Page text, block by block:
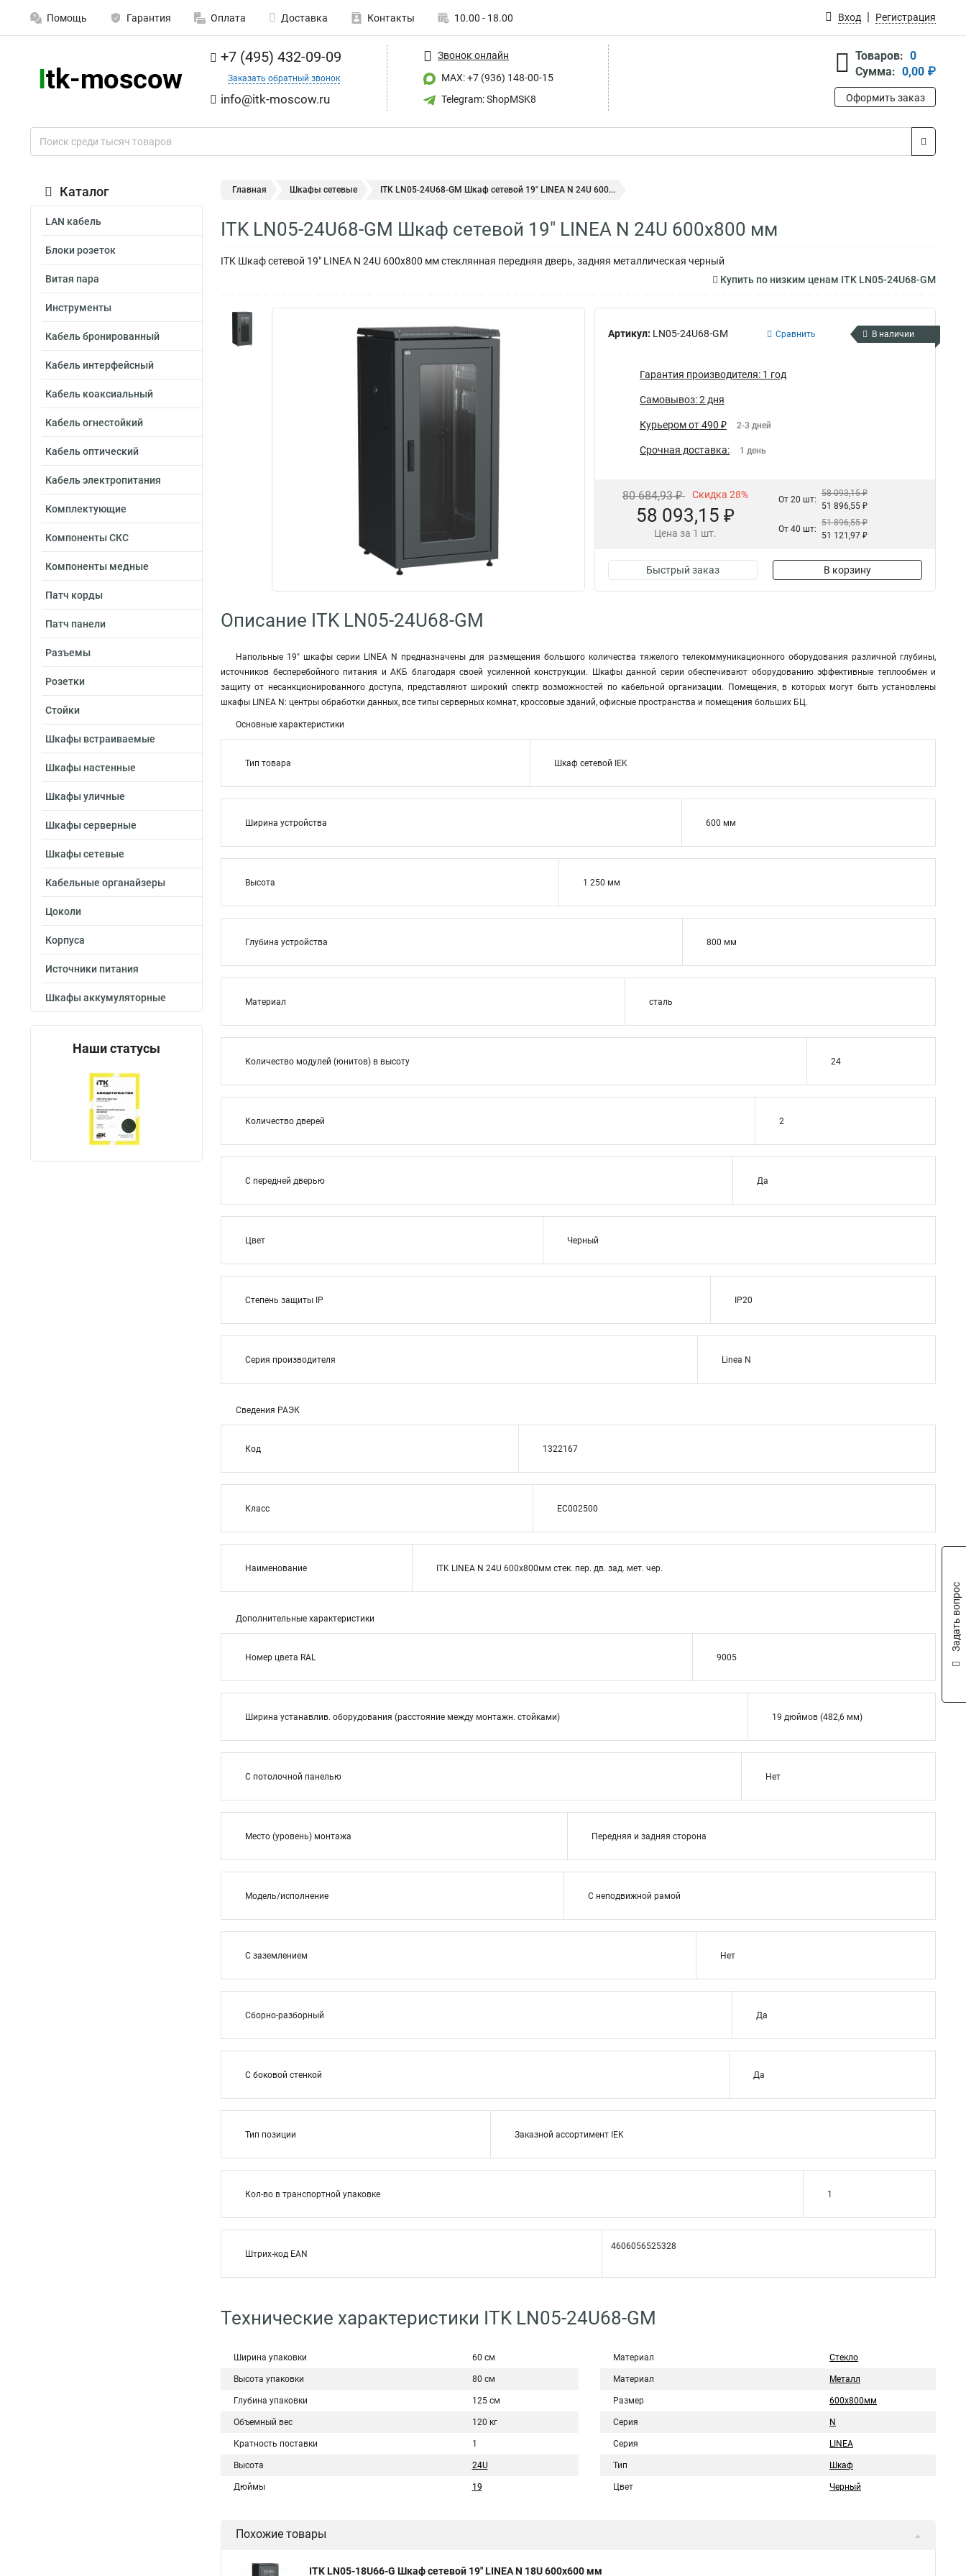
Помощь Гарантия Оплата Доставка Контакты 10.00 - 18.00 Вход Регистрация
+7 (495) 432-09-09
Заказать обратный звонок
info@itk-moscow.ru
Звонок онлайн
MAX: +7 (936) 148-00-15
Telegram: ShopMSK8
Товаров: 0
Сумма: 0,00 ₽
Оформить заказ
Каталог
LAN кабель
Блоки розеток
Витая пара
Инструменты
Кабель бронированный
Кабель интерфейсный
Кабель коаксиальный
Кабель огнестойкий
Кабель оптический
Кабель электропитания
Комплектующие
Компоненты СКС
Компоненты медные
Патч корды
Патч панели
Разъемы
Розетки
Стойки
Шкафы встраиваемые
Шкафы настенные
Шкафы уличные
Шкафы серверные
Шкафы сетевые
Кабельные органайзеры
Цоколи
Корпуса
Источники питания
Шкафы аккумуляторные
Наши статусы
Главная Шкафы сетевые ITK LN05-24U68-GM Шкаф сетевой 19" LINEA N 24U 600...
ITK LN05-24U68-GM Шкаф сетевой 19" LINEA N 24U 600х800 мм
ITK Шкаф сетевой 19" LINEA N 24U 600х800 мм стеклянная передняя дверь, задняя металлическая черный
Купить по низким ценам ITK LN05-24U68-GM
Артикул: LN05-24U68-GM Сравнить В наличии
Гарантия производителя: 1 год
Самовывоз: 2 дня
Курьером от 490 ₽ 2-3 дней
Срочная доставка: 1 день
80 684,93 ₽ Скидка 28%
58 093,15 ₽
Цена за 1 шт.
От 20 шт:
58 093,15 ₽
51 896,55 ₽
От 40 шт:
51 896,55 ₽
51 121,97 ₽
Быстрый заказ В корзину
Описание ITK LN05-24U68-GM
Напольные 19" шкафы серии LINEA N предназначены для размещения большого количества тяжелого телекоммуникационного оборудования различной глубины,
источников бесперебойного питания и АКБ благодаря своей усиленной конструкции. Шкафы данной серии обеспечивают оборудованию эффективные теплообмен и
защиту от несанкционированного доступа, представляют широкий спектр возможностей по кабельной организации. Помещения, в которых могут быть установлены
шкафы LINEA N: центры обработки данных, все типы серверных комнат, кроссовые зданий, офисные пространства и помещения больших БЦ.
Основные характеристики
Тип товара Шкаф сетевой IEK
Ширина устройства 600 мм
Высота 1 250 мм
Глубина устройства 800 мм
Материал сталь
Количество модулей (юнитов) в высоту 24
Количество дверей 2
С передней дверью Да
Цвет Черный
Степень защиты IP IP20
Серия производителя Linea N
Сведения РАЭК
Код 1322167
Класс EC002500
Наименование ITK LINEA N 24U 600х800мм стек. пер. дв. зад. мет. чер.
Дополнительные характеристики
Номер цвета RAL 9005
Ширина устанавлив. оборудования (расстояние между монтажн. стойками) 19 дюймов (482,6 мм)
С потолочной панелью Нет
Место (уровень) монтажа Передняя и задняя сторона
Модель/исполнение С неподвижной рамой
С заземлением Нет
Сборно-разборный Да
С боковой стенкой Да
Тип позиции Заказной ассортимент IEK
Кол-во в транспортной упаковке 1
Штрих-код EAN
4606056525328
Технические характеристики ITK LN05-24U68-GM
Ширина упаковки 60 см
Высота упаковки 80 см
Глубина упаковки 125 см
Объемный вес 120 кг
Кратность поставки 1
Высота 24U
Дюймы 19
Материал Стекло
Материал Металл
Размер 600х800мм
Серия N
Серия LINEA
Тип Шкаф
Цвет Черный
Похожие товары
ITK LN05-18U66-G Шкаф сетевой 19" LINEA N 18U 600х600 мм
Задать вопрос